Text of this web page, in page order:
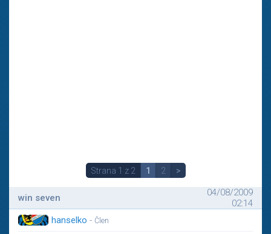
Strana 1 z 2 1 2 >
win seven
04/08/2009
02:14
hanselko - Člen